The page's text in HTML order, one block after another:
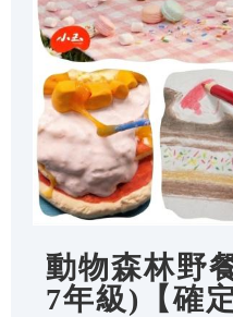
動物森林野
7年級)【確